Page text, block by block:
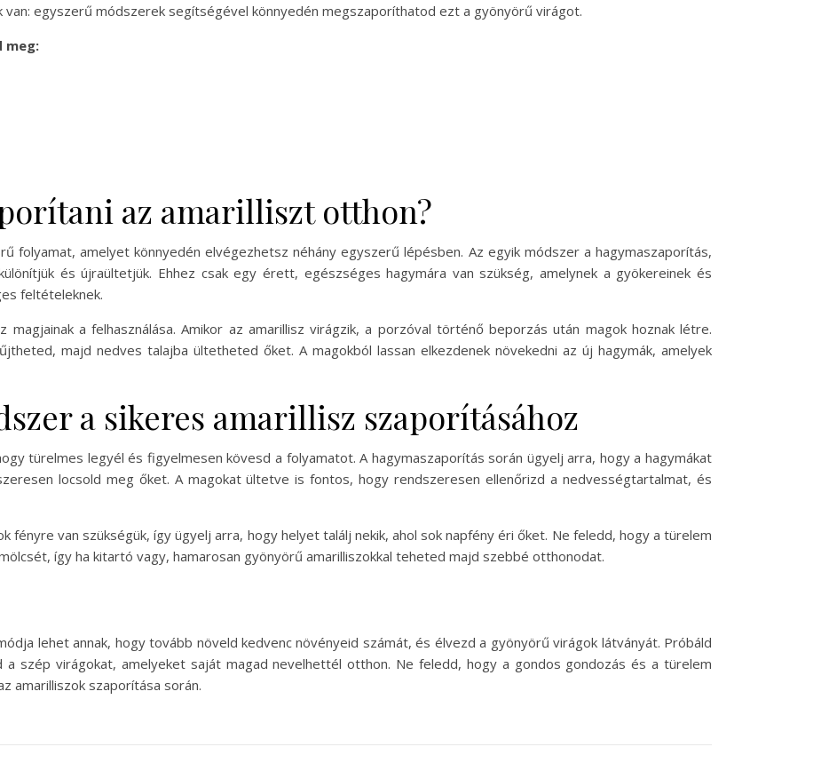
van: egyszerű módszerek segítségével könnyedén megszaporíthatod ezt a gyönyörű virágot.
meg:
az amarilliszt otthon?
folyamat, amelyet könnyedén elvégezhetsz néhány egyszerű lépésben. Az egyik módszer a hagymaszaporítás,
és újraültetjük. Ehhez csak egy érett, egészséges hagymára van szükség, amelynek a gyökereinek és
feltételeknek.
magjainak a felhasználása. Amikor az amarillisz virágzik, a porzóval történő beporzás után magok hoznak létre.
majd nedves talajba ültetheted őket. A magokból lassan elkezdenek növekedni az új hagymák, amelyek
a sikeres amarillisz szaporításához
türelmes legyél és figyelmesen kövesd a folyamatot. A hagymaszaporítás során ügyelj arra, hogy a hagymákat
locsold meg őket. A magokat ültetve is fontos, hogy rendszeresen ellenőrizd a nedvességtartalmat, és
fényre van szükségük, így ügyelj arra, hogy helyet találj nekik, ahol sok napfény éri őket. Ne feledd, hogy a türelem
így ha kitartó vagy, hamarosan gyönyörű amarilliszokkal teheted majd szebbé otthonodat.
lehet annak, hogy tovább növeld kedvenc növényeid számát, és élvezd a gyönyörű virágok látványát. Próbáld
szép virágokat, amelyeket saját magad nevelhettél otthon. Ne feledd, hogy a gondos gondozás és a türelem
amarilliszok szaporítása során.